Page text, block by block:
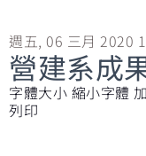
週五, 06 三月 2020
營建系成
字體大小 縮小字體
列印